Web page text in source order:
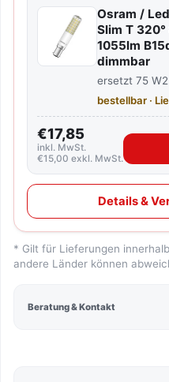
Osram /
Slim T
1055lm
dimmbar
ersetzt 75 W
bestellbar ·
€17,85
inkl. MwSt.
€15,00 exkl. MwSt.
Details &
* Gilt für Lieferungen
andere Länder können
Beratung & Kontakt